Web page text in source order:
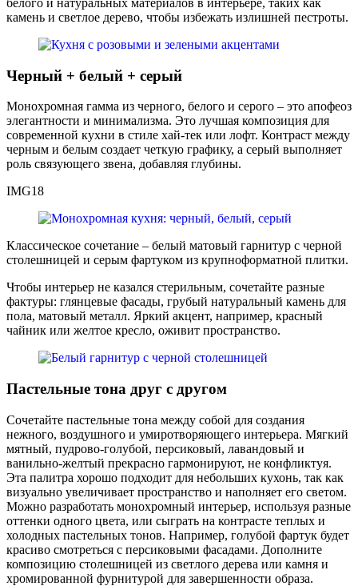
белого и натуральных материалов в интерьере, таких как
камень и светлое дерево, чтобы избежать излишней пестроты.
Черный + белый + серый
Монохромная гамма из черного, белого и серого – это апофеоз
элегантности и минимализма. Это лучшая композиция для
современной кухни в стиле хай-тек или лофт. Контраст между
черным и белым создает четкую графику, а серый выполняет
роль связующего звена, добавляя глубины.
IMG18
Классическое сочетание – белый матовый гарнитур с черной
столешницей и серым фартуком из крупноформатной плитки.
Чтобы интерьер не казался стерильным, сочетайте разные
фактуры: глянцевые фасады, грубый натуральный камень для
пола, матовый металл. Яркий акцент, например, красный
чайник или желтое кресло, оживит пространство.
Пастельные тона друг с другом
Сочетайте пастельные тона между собой для создания
нежного, воздушного и умиротворяющего интерьера. Мягкий
мятный, пудрово-голубой, персиковый, лавандовый и
ванильно-желтый прекрасно гармонируют, не конфликтуя.
Эта палитра хорошо подходит для небольших кухонь, так как
визуально увеличивает пространство и наполняет его светом.
Можно разработать монохромный интерьер, используя разные
оттенки одного цвета, или сыграть на контрасте теплых и
холодных пастельных тонов. Например, голубой фартук будет
красиво смотреться с персиковыми фасадами. Дополните
композицию столешницей из светлого дерева или камня и
хромированной фурнитурой для завершенности образа.